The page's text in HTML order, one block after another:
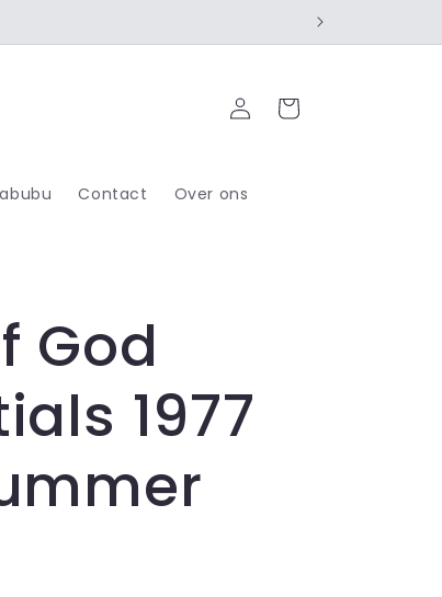
Contact Over ons
Inloggen
Winkelwagen
God
1977